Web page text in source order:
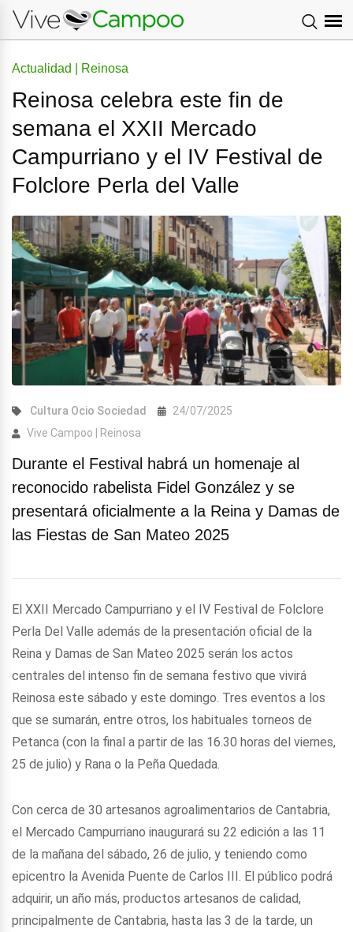
Actualidad | Reinosa
Reinosa celebra este fin de
semana el XXII Mercado
Campurriano y el IV Festival de
Folclore Perla del Valle
Cultura Ocio Sociedad
24/07/2025
Vive Campoo | Reinosa
Durante el Festival habrá un homenaje al
reconocido rabelista Fidel González y se
presentará oficialmente a la Reina y Damas de
las Fiestas de San Mateo 2025
El XXII Mercado Campurriano y el IV Festival de Folclore
Perla Del Valle además de la presentación oficial de la
Reina y Damas de San Mateo 2025 serán los actos
centrales del intenso fin de semana festivo que vivirá
Reinosa este sábado y este domingo. Tres eventos a los
que se sumarán, entre otros, los habituales torneos de
Petanca (con la final a partir de las 16.30 horas del viernes,
25 de julio) y Rana o la Peña Quedada.
Con cerca de 30 artesanos agroalimentarios de Cantabria,
el Mercado Campurriano inaugurará su 22 edición a las 11
de la mañana del sábado, 26 de julio, y teniendo como
epicentro la Avenida Puente de Carlos III. El público podrá
adquirir, un año más, productos artesanos de calidad,
principalmente de Cantabria, hasta las 3 de la tarde, un